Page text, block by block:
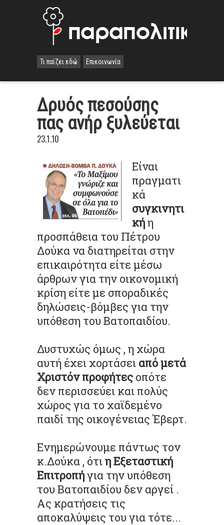
Τι παίζει εδώ Επικοινωνία
Δρυός πεσούσης
πας ανήρ ξυλεύεται
23.1.10
Είναι
πραγματι
κά
συγκινητι
κήη
προσπάθεια του Πέτρου
Δούκα να διατηρείται στην
επικαιρότητα είτε μέσω
άρθρων για την οικονομική
κρίση είτε με σποραδικές
δηλώσεις-βόμβες για την
υπόθεση του Βατοπαιδίου.
Δυστυχώς όμως , η χώρα
αυτή έχει χορτάσει από μετά
Χριστόν προφήτες οπότε
δεν περισσεύει και πολύς
χώρος για το χαϊδεμένο
παιδί της οικογένειας Έβερτ.
Ενημερώνουμε πάντως τον
κ.Δούκα , ότιη Εξεταστική
Επιτροπήγια την υπόθεση
του Βατοπαιδίου δεν αργεί .
Ας κρατήσεις τις
αποκαλύψεις του για τότε...